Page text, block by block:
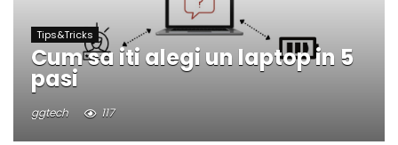
Tips&Tricks
Cum sa iti alegi un laptop in 5
pasi
ggtech 117